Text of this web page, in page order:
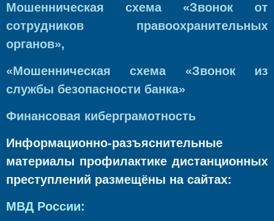
Мошенническая схема «Звонок от
сотрудников правоохранительных
органов»,
«Мошенническая схема «Звонок из
службы безопасности банка»
Финансовая киберграмотность
Информационно-разъяснительные
материалы профилактике дистанционных
преступлений размещёны на сайтах:
МВД России: